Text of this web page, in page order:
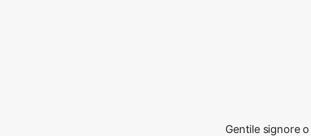
Gentile signore